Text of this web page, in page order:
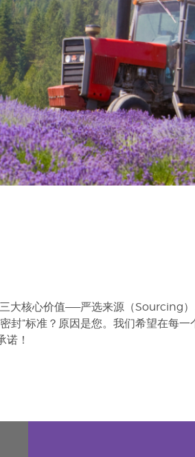
三大核心价值——严选来源（Sourcing
封”标准？原因是您。我们希望在每
诺！